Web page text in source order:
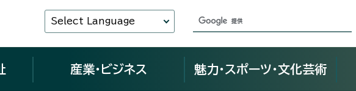
Select Language
産業・ビジネス 魅力・スポーツ・文化芸術